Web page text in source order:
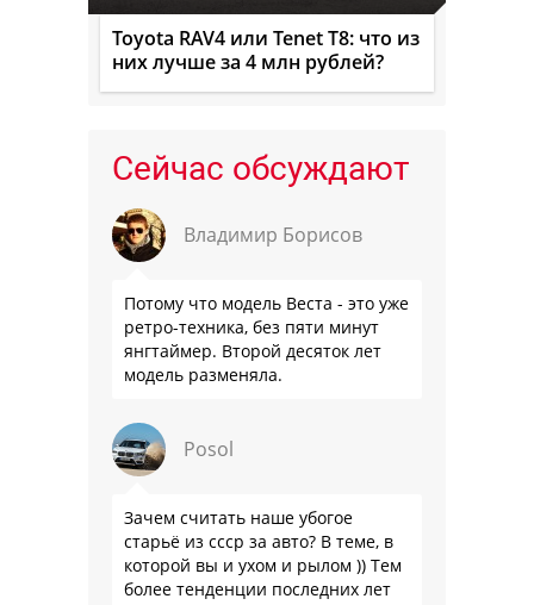
Toyota RAV4 или Tenet T8: что из
них лучше за 4 млн рублей?
Сейчас обсуждают
Владимир Борисов
Потому что модель Веста - это уже
ретро-техника, без пяти минут
янгтаймер. Второй десяток лет
модель разменяла.
Posol
Зачем считать наше убогое
старьё из ссср за авто? В теме, в
которой вы и ухом и рылом )) Тем
более тенденции последних лет